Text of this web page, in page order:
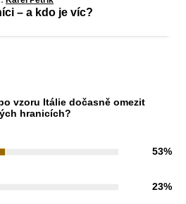
– a kdo je víc?
vzoru Itálie dočasně omezit
hranicích?
53%
23%